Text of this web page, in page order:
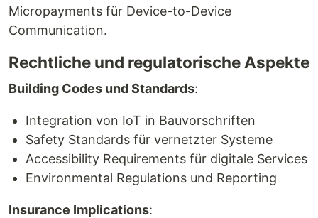
Micropayments für Device-to-Device
Communication.
Rechtliche und regulatorische Aspekte
Building Codes und Standards:
Integration von IoT in Bauvorschriften
Safety Standards für vernetzter Systeme
Accessibility Requirements für digitale Services
Environmental Regulations und Reporting
Insurance Implications: